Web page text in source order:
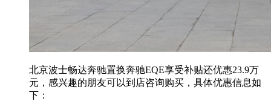
北京波士畅达奔驰置换奔驰EQE享受补贴还优惠23.9万
元，感兴趣的朋友可以到店咨询购买，具体优惠信息如
下：